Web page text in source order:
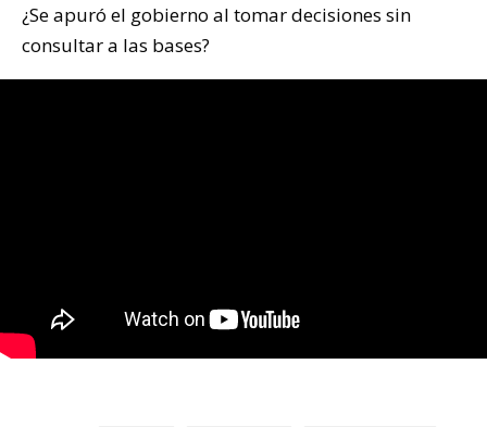
¿Se apuró el gobierno al tomar decisiones sin
consultar a las bases?